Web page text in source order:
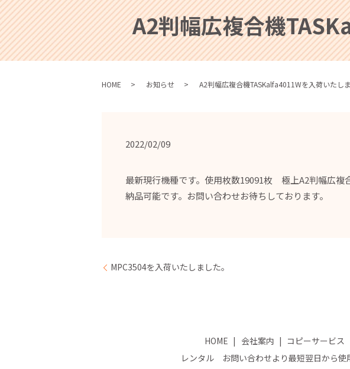
A2判幅広複合機
HOME お知らせ A2判幅広複合機TASKalfa4011Wを入荷いたしま
2022/02/09
最新現行機種です。使用枚数19091枚 極上A2判幅広複
納品可能です。お問い合わせお待ちしております。
MPC3504を入荷いたしました。
HOME 会社案内 コピーサービス
レンタル お問い合わせより最短翌日から使